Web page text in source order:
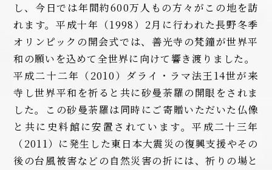
し、今日では年間約600万人もの方々がこの地を訪
れます。平成十年（1998）2月に行われた長野冬季
オリンピックの開会式では、善光寺の梵鐘が世界平
和の願いを込めて全世界に向けて響き渡りました。
平成二十二年（2010）ダライ・ラマ法王14世が来
寺し世界平和を祈ると共に砂曼荼羅の開眼をされま
した。この砂曼荼羅は同時にご寄贈いただいた仏像
と共に史料館に安置されています。平成二十三年
（2011）に発生した東日本大震災の復興支援やその
後の台風被害などの自然災害の折には、祈りの場と